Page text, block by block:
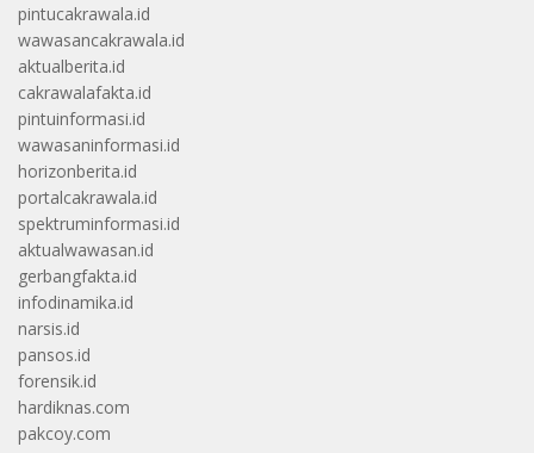
pintucakrawala.id
wawasancakrawala.id
aktualberita.id
cakrawalafakta.id
pintuinformasi.id
wawasaninformasi.id
horizonberita.id
portalcakrawala.id
spektruminformasi.id
aktualwawasan.id
gerbangfakta.id
infodinamika.id
narsis.id
pansos.id
forensik.id
hardiknas.com
pakcoy.com